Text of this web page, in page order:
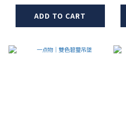
ADD TO CART